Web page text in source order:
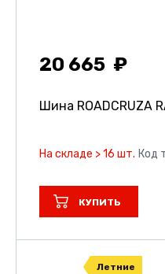
20 665
Шина ROADCRUZA
На складе > 16 шт. Код
КУПИТЬ
Летние